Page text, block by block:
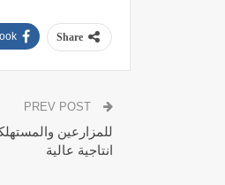
Share
للمزارعين
انتاجية عالية